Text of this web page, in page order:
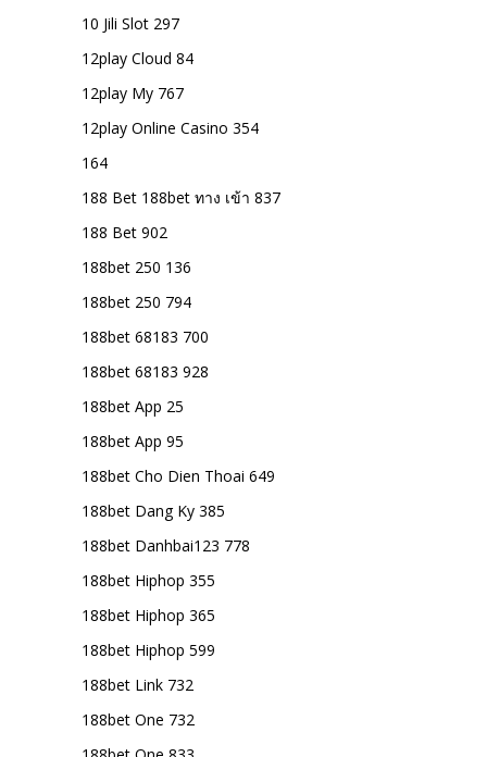
10 Jili Slot 297
12play Cloud 84
12play My 767
12play Online Casino 354
164
188 Bet 188bet ทาง เข้า 837
188 Bet 902
188bet 250 136
188bet 250 794
188bet 68183 700
188bet 68183 928
188bet App 25
188bet App 95
188bet Cho Dien Thoai 649
188bet Dang Ky 385
188bet Danhbai123 778
188bet Hiphop 355
188bet Hiphop 365
188bet Hiphop 599
188bet Link 732
188bet One 732